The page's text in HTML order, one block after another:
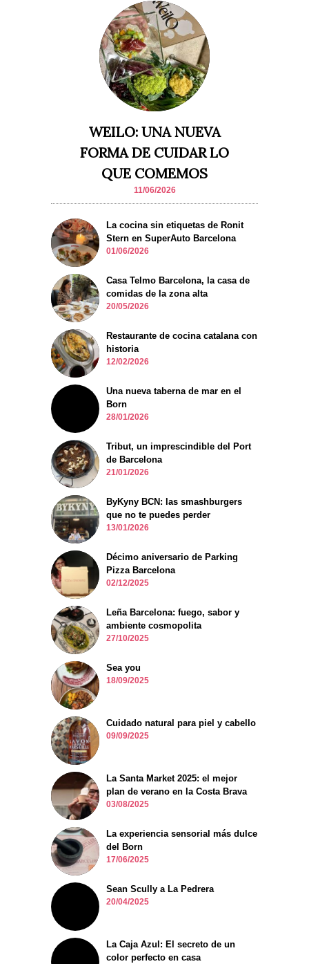
WEILO: UNA NUEVA
FORMA DE CUIDAR LO
QUE COMEMOS
11/06/2026
La cocina sin etiquetas de Ronit
Stern en SuperAuto Barcelona
01/06/2026
Casa Telmo Barcelona, la casa de
comidas de la zona alta
20/05/2026
Restaurante de cocina catalana con
historia
12/02/2026
Una nueva taberna de mar en el
Born
28/01/2026
Tribut, un imprescindible del Port
de Barcelona
21/01/2026
ByKyny BCN: las smashburgers
que no te puedes perder
13/01/2026
Décimo aniversario de Parking
Pizza Barcelona
02/12/2025
Leña Barcelona: fuego, sabor y
ambiente cosmopolita
27/10/2025
Sea you
18/09/2025
Cuidado natural para piel y cabello
09/09/2025
La Santa Market 2025: el mejor
plan de verano en la Costa Brava
03/08/2025
La experiencia sensorial más dulce
del Born
17/06/2025
Sean Scully a La Pedrera
20/04/2025
La Caja Azul: El secreto de un
color perfecto en casa